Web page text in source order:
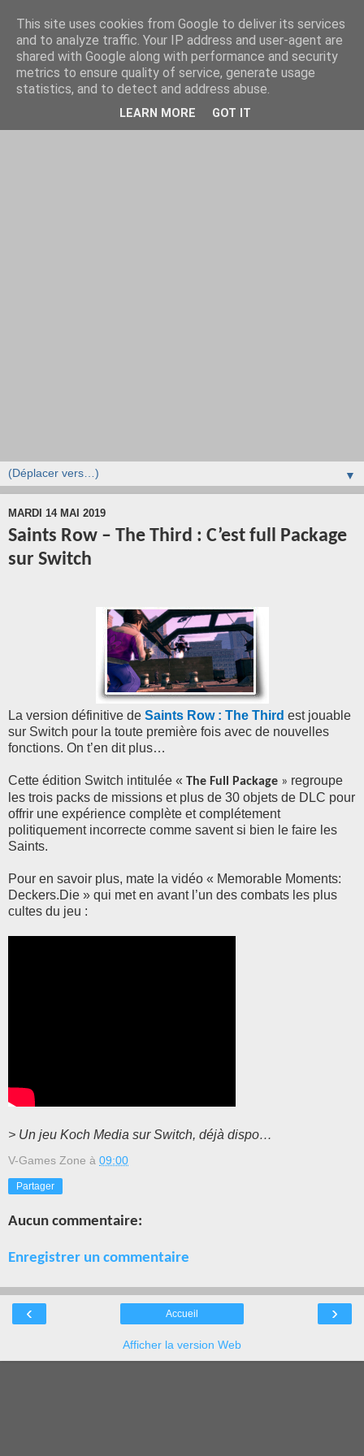
▼
MARDI 14 MAI 2019
Saints Row – The Third : C’est full Package
sur Switch
La version définitive de Saints Row : The Third est jouable
sur Switch pour la toute première fois avec de nouvelles
fonctions. On t’en dit plus…
Cette édition Switch intitulée « The Full Package » regroupe
les trois packs de missions et plus de 30 objets de DLC pour
offrir une expérience complète et complétement
politiquement incorrecte comme savent si bien le faire les
Saints.
Pour en savoir plus, mate la vidéo « Memorable Moments:
Deckers.Die » qui met en avant l’un des combats les plus
cultes du jeu :
> Un jeu Koch Media sur Switch, déjà dispo…
V-Games Zone à 09:00
Partager
Aucun commentaire:
Enregistrer un commentaire
‹ ›
Accueil
Afficher la version Web
This site uses cookies from Google to deliver its services
and to analyze traffic. Your IP address and user-agent are
shared with Google along with performance and security
metrics to ensure quality of service, generate usage
statistics, and to detect and address abuse.
LEARN MORE GOT IT